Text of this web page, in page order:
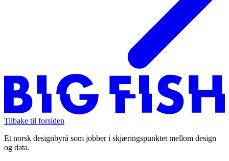
Tilbake til forsiden
Et norsk designbyrå som jobber i skjæringspunktet mellom design
og data.